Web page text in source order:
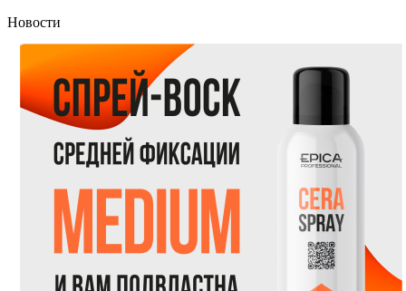
Новости